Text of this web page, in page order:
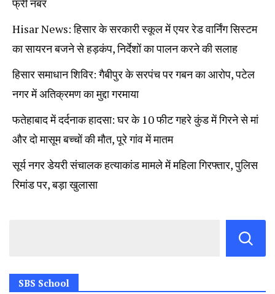
Hisar News: हिसार के सरकारी स्कूल में एयर रेड वार्निंग सिस्टम
का सायरन बजने से हड़कंप, निर्देशों का पालन करने की सलाह
हिसार समाधान शिविर: गैबीपुर के सरपंच पर गबन का आरोप, पटेल
नगर में अतिक्रमण का मुद्दा गरमाया
फतेहाबाद में दर्दनाक हादसा: घर के 10 फीट गहरे कुंड में गिरने से मां
और दो मासूम बच्चों की मौत, पूरे गांव में मातम
सूर्य नगर डेयरी संचालक हत्याकांड मामले में महिला गिरफ्तार, पुलिस
रिमांड पर, बड़ा खुलासा
SBS School